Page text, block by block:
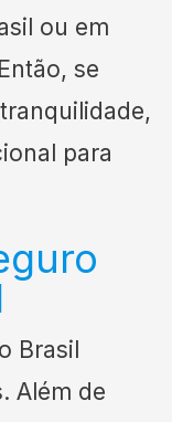
ou em
se
para
Brasil
Além de